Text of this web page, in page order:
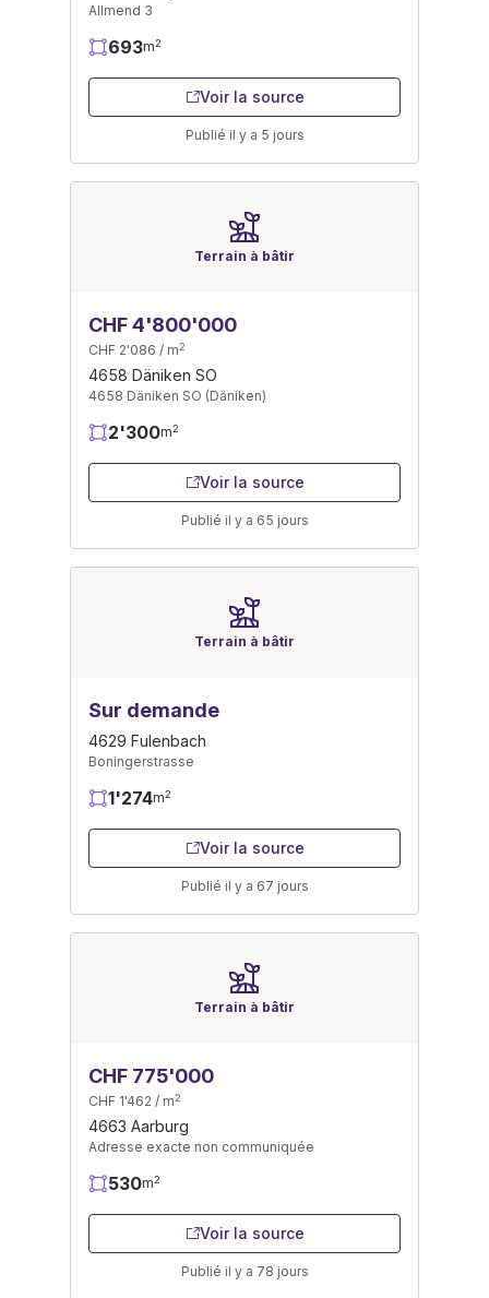
Allmend 3
693m2
Voir la source
Publié il y a 5 jours
Terrain à bâtir
CHF 4'800'000
CHF 2'086 / m2
4658 Däniken SO
4658 Däniken SO (Däniken)
2'300m2
Voir la source
Publié il y a 65 jours
Terrain à bâtir
Sur demande
4629 Fulenbach
Boningerstrasse
1'274m2
Voir la source
Publié il y a 67 jours
Terrain à bâtir
CHF 775'000
CHF 1'462 / m2
4663 Aarburg
Adresse exacte non communiquée
530m2
Voir la source
Publié il y a 78 jours